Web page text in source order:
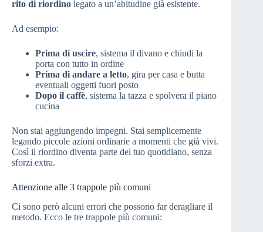
rito di riordino legato a un’abitudine già esistente.
Ad esempio:
Prima di uscire, sistema il divano e chiudi la
porta con tutto in ordine
Prima di andare a letto, gira per casa e butta
eventuali oggetti fuori posto
Dopo il caffè, sistema la tazza e spolvera il piano
cucina
Non stai aggiungendo impegni. Stai semplicemente
legando piccole azioni ordinarie a momenti che già vivi.
Così il riordino diventa parte del tuo quotidiano, senza
sforzi extra.
Attenzione alle 3 trappole più comuni
Ci sono però alcuni errori che possono far deragliare il
metodo. Ecco le tre trappole più comuni: